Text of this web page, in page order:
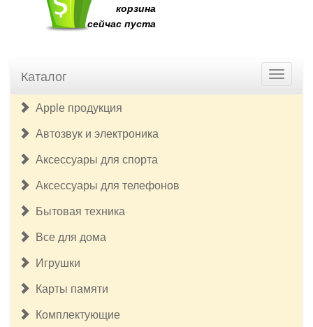
корзина
сейчас пуста
Каталог
Apple продукция
Автозвук и электроника
Аксессуары для спорта
Аксессуары для телефонов
Бытовая техника
Все для дома
Игрушки
Карты памяти
Комплектующие